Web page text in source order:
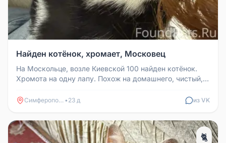
Найден котёнок, хромает, Московец
На Москольце, возле Киевской 100 найден котёнок.
Хромота на одну лапу. Похож на домашнего, чистый, с
Симферополь • 23 д из VK
🐈